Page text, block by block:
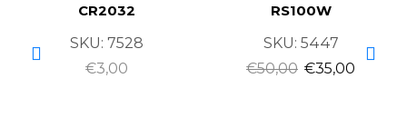
CR2032
SKU: 7528
€3,00
RS100W
SKU: 5447
€50,00 €35,00